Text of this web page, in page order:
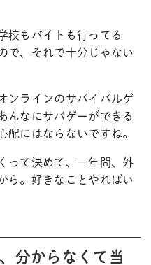
校もバイトも行ってる
で、それで十分じゃない
ンラインのサバイバルゲ
んなにサバゲーができる
にはならないですね。
って決めて、一年間、外
ら。好きなことやればい
分からなくて当